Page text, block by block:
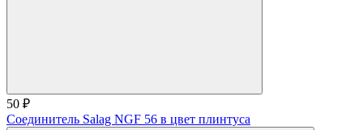
50 ₽
Соединитель Salag NGF 56 в цвет плинтуса